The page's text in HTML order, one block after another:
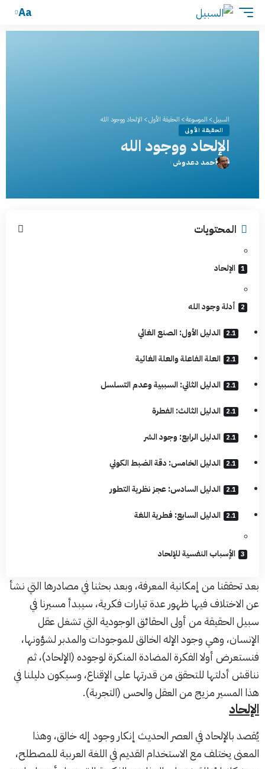
Aa
السبيل> الموسوعة> الحقيقة الأولى> الإلحاد ووجود الله
الحقيقة الأولى
الإلحاد ووجود الله
أحمد دعدوش
المحتويات
الإلحاد
أدلة وجود الله
الدليل الأول: الصنع الغائي
العلة الفاعلة والعلة الغائية
الدليل الثاني: السببية وعدم التسلسل
الدليل الثالث: الفطرة
الدليل الرابع: وجود الشر
الدليل الخامس: دقة الضبط الكوني
الدليل السادس: عجز نظرية التطور
الدليل السابع: فطرية اللغة
الأٍسباب النفسية للإلحاد
بعد تحققنا من إمكانية المعرفة، وبعد بحثنا فيمصادرها التي نشأ
عن الاختلاف فيها ظهور عدة تيارات فكرية، سيبدأ مسيرنا في
سبيل الحقيقة من أولى الحقائق الوجودية التي تشغل عقل
الإنسان، وهي وجود الإله الخالق للموجودات والمدبر لشؤونها،
فنستعرض أولا الفكرة المضادة المنكرة لوجوده (الإلحاد)، ثم
نناقش أدلتها للتحقق من قدرتها على الإقناع، وسيكون دليلنا في
هذا المسير مزيج من العقل والحس (التجربة).
الإلحاد
يُقصد بالإلحاد في العصر الحديث إنكار وجود إله خالق، وهذا
المعنى يختلف مع الاستخدام القديم في اللغة العربية للمصطلح،